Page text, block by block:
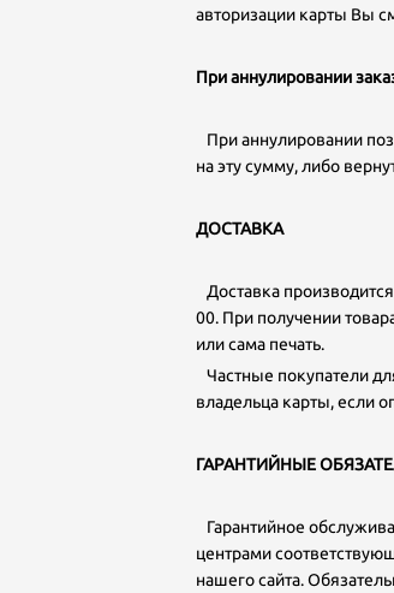
авторизации карты Вы
При аннулировании
При аннулировании
на эту сумму, либо
ДОСТАВКА
Доставка
00. При получении
или сама печать.
Частные покупатели
владельца карты, если
ГАРАНТИЙНЫЕ
Гарантийное
центрами
нашего сайта.